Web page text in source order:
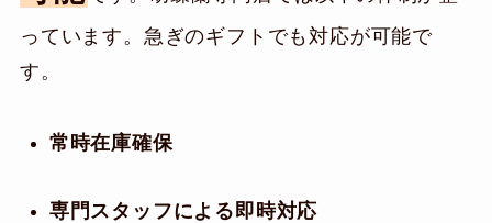
っています。急ぎのギフトでも対応が可能で
す。
常時在庫確保
専門スタッフによる即時対応